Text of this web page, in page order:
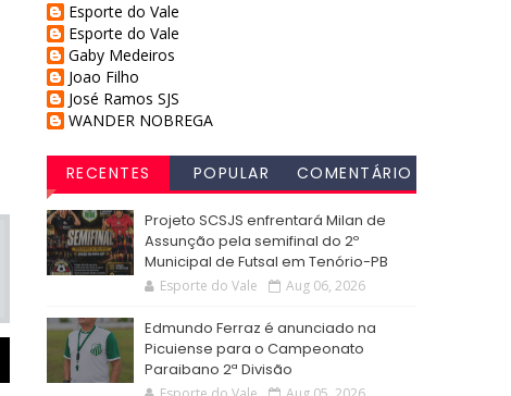
Esporte do Vale
Esporte do Vale
Gaby Medeiros
Joao Filho
José Ramos SJS
WANDER NOBREGA
RECENTES POPULAR
COMENTÁRIO
Projeto SCSJS enfrentará Milan de
Assunção pela semifinal do 2º
Municipal de Futsal em Tenório-PB
Esporte do Vale Aug 06, 2026
Edmundo Ferraz é anunciado na
Picuiense para o Campeonato
Paraibano 2ª Divisão